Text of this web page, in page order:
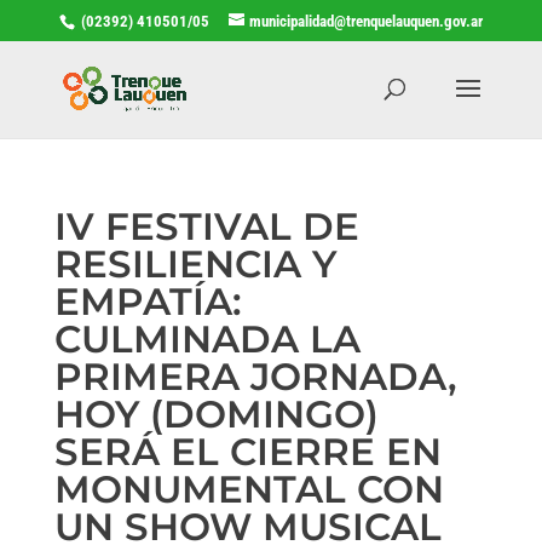
(02392) 410501/05 municipalidad@trenquelauquen.gov.ar
IV FESTIVAL DE
RESILIENCIA Y
EMPATÍA:
CULMINADA LA
PRIMERA JORNADA,
HOY (DOMINGO)
SERÁ EL CIERRE EN
MONUMENTAL CON
UN SHOW MUSICAL